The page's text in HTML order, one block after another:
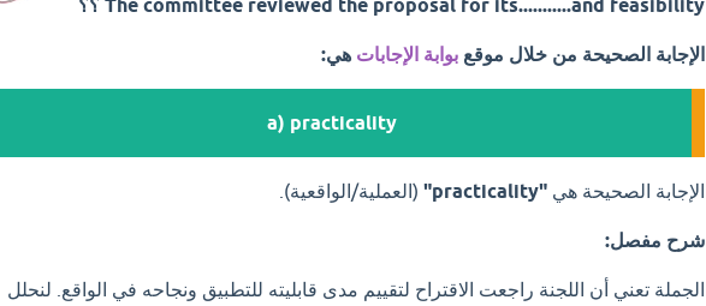
The committee reviewed the proposal for its...........and feasibility ؟؟
الإجابة الصحيحة من خلال موقع بوابة الإجابات هي:
a) practicality
الإجابة الصحيحة هي "practicality" (العملية/الواقعية).
شرح مفصل:
الجملة تعني أن اللجنة راجعت الاقتراح لتقييم مدى قابليته للتطبيق ونجاحه في الواقع. لنحلل